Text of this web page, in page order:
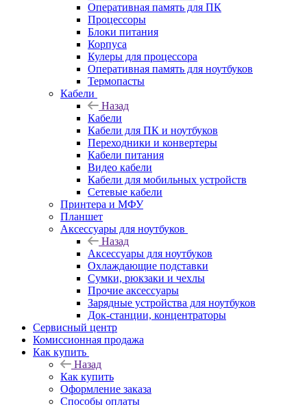
Оперативная память для ПК
Процессоры
Блоки питания
Корпуса
Кулеры для процессора
Оперативная память для ноутбуков
Термопасты
Кабели
Назад
Кабели
Кабели для ПК и ноутбуков
Переходники и конвертеры
Кабели питания
Видео кабели
Кабели для мобильных устройств
Сетевые кабели
Принтера и МФУ
Планшет
Аксессуары для ноутбуков
Назад
Аксессуары для ноутбуков
Охлаждающие подставки
Сумки, рюкзаки и чехлы
Прочие аксессуары
Зарядные устройства для ноутбуков
Док-станции, концентраторы
Сервисный центр
Комиссионная продажа
Как купить
Назад
Как купить
Оформление заказа
Способы оплаты